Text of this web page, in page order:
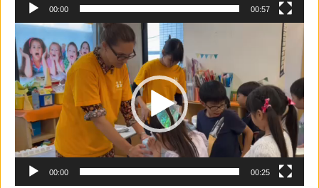
00:00 00:57
動
画
プ
レ
ー
ヤ
ー
00:00 00:25